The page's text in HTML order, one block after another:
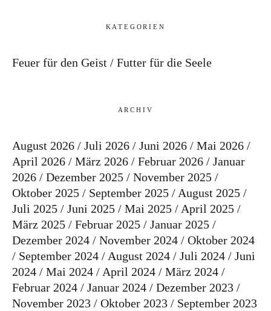
KATEGORIEN
Feuer für den Geist Futter für die Seele
ARCHIV
August 2026 Juli 2026 Juni 2026
Mai 2026
April 2026
März 2026 Februar 2026
Januar
2026
Dezember 2025
November 2025
Oktober 2025
September 2025
August 2025
Juli 2025
Juni 2025 Mai 2025
April 2025
März 2025
Februar 2025
Januar 2025
Dezember 2024
November 2024
Oktober 2024
September 2024
August 2024 Juli 2024
Juni
2024
Mai 2024 April 2024
März 2024
Februar 2024
Januar 2024
Dezember 2023
November 2023
Oktober 2023
September 2023